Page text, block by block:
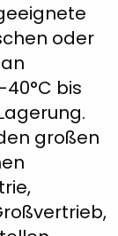
oder
bis
großen